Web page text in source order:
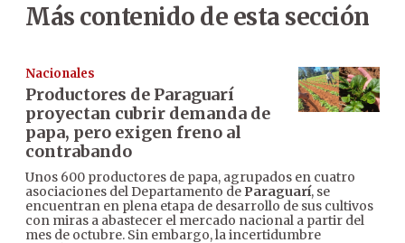
Más contenido de esta sección
Nacionales
Productores de Paraguarí
proyectan cubrir demanda de
papa, pero exigen freno al
contrabando
Unos 600 productores de papa, agrupados en cuatro
asociaciones del Departamento de Paraguarí, se
encuentran en plena etapa de desarrollo de sus cultivos
con miras a abastecer el mercado nacional a partir del
mes de octubre. Sin embargo, la incertidumbre